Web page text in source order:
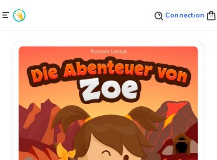
Connection